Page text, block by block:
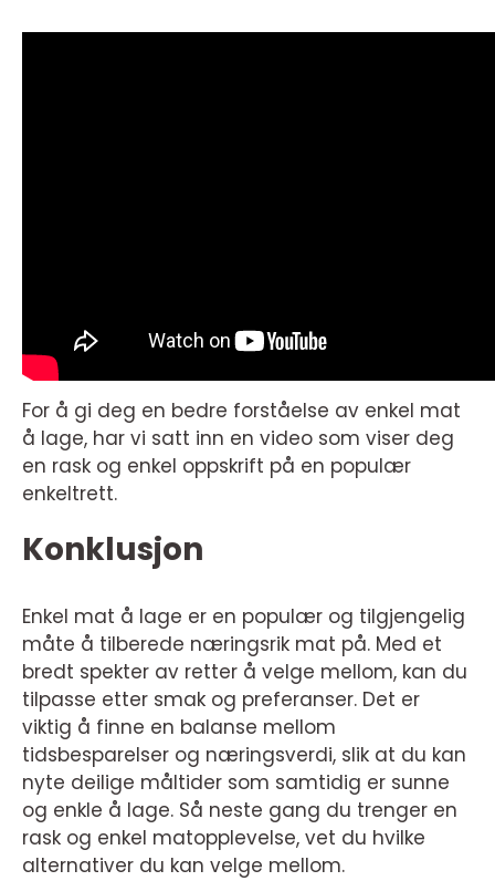
For å gi deg en bedre forståelse av enkel mat
å lage, har vi satt inn en video som viser deg
en rask og enkel oppskrift på en populær
enkeltrett.
Konklusjon
Enkel mat å lage er en populær og tilgjengelig
måte å tilberede næringsrik mat på. Med et
bredt spekter av retter å velge mellom, kan du
tilpasse etter smak og preferanser. Det er
viktig å finne en balanse mellom
tidsbesparelser og næringsverdi, slik at du kan
nyte deilige måltider som samtidig er sunne
og enkle å lage. Så neste gang du trenger en
rask og enkel matopplevelse, vet du hvilke
alternativer du kan velge mellom.